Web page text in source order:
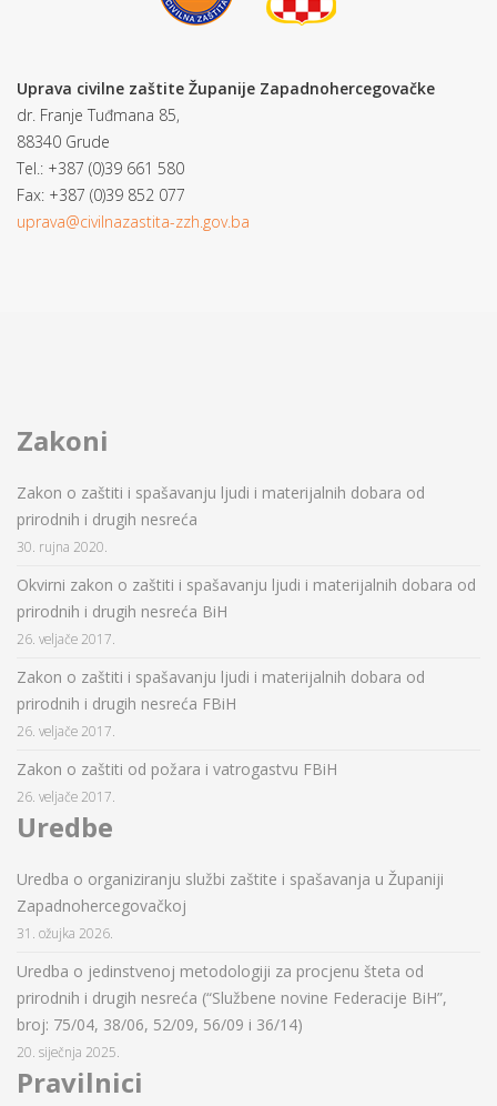
Uprava civilne zaštite Županije Zapadnohercegovačke
dr. Franje Tuđmana 85,
88340 Grude
Tel.: +387 (0)39 661 580
Fax: +387 (0)39 852 077
uprava@civilnazastita-zzh.gov.ba
Zakoni
Zakon o zaštiti i spašavanju ljudi i materijalnih dobara od
prirodnih i drugih nesreća
30. rujna 2020.
Okvirni zakon o zaštiti i spašavanju ljudi i materijalnih dobara od
prirodnih i drugih nesreća BiH
26. veljače 2017.
Zakon o zaštiti i spašavanju ljudi i materijalnih dobara od
prirodnih i drugih nesreća FBiH
26. veljače 2017.
Zakon o zaštiti od požara i vatrogastvu FBiH
26. veljače 2017.
Uredbe
Uredba o organiziranju službi zaštite i spašavanja u Županiji
Zapadnohercegovačkoj
31. ožujka 2026.
Uredba o jedinstvenoj metodologiji za procjenu šteta od
prirodnih i drugih nesreća (“Službene novine Federacije BiH”,
broj: 75/04, 38/06, 52/09, 56/09 i 36/14)
20. siječnja 2025.
Pravilnici